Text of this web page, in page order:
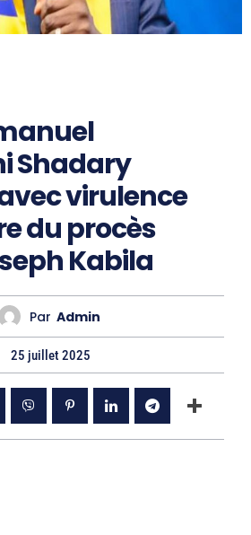
Shadary
virulence
du procès
Kabila
Par Admin
25 juillet 2025